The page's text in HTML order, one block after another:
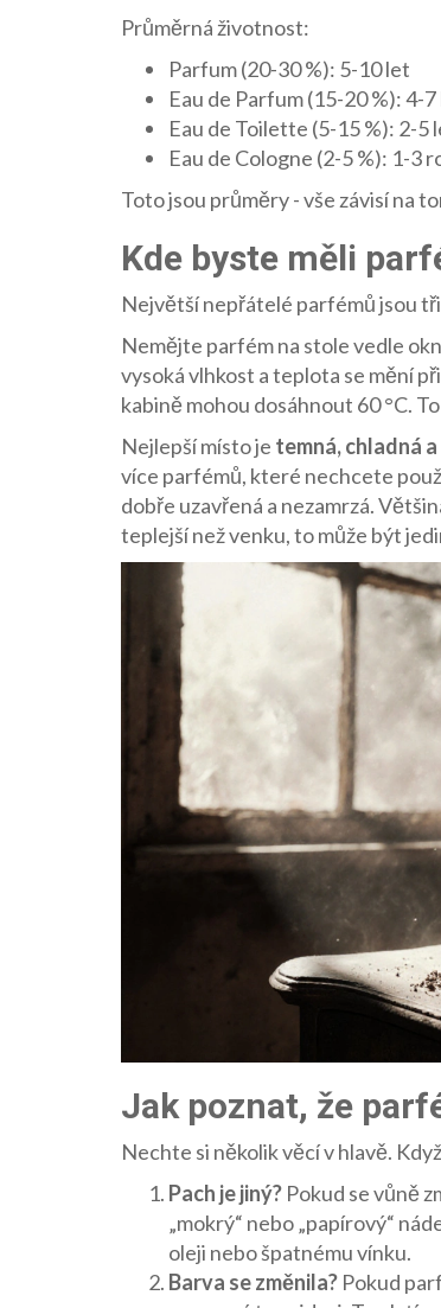
Průměrná životnost:
Parfum (20-30 %): 5-10 let
Eau de Parfum (15-20 %): 4-
Eau de Toilette (5-15 %): 2-5
Eau de Cologne (2-5 %): 1-3
Toto jsou průměry - vše závisí na
Kde byste měli
Největší nepřátelé parfémů jsou
Nemějte parfém na stole vedle
vysoká vlhkost a teplota se mění
kabině mohou dosáhnout 60 °C.
Nejlepší místo je temná, chladná
více parfémů, které nechcete
dobře uzavřená a nezamrzá.
teplejší než venku, to může být
Jak poznat, že
Nechte si několik věcí v hlavě.
Pach je jiný? Pokud se vůně
„mokrý“ nebo „papírový“
oleji nebo špatnému vínku.
Barva se změnila? Pokud